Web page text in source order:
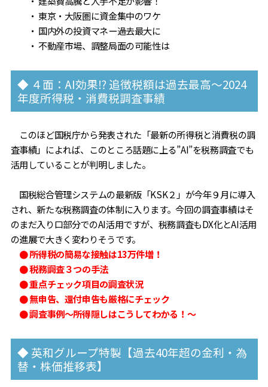
・ 東京・大阪圏に資金集中のワケ
・ 国内外の投資マネー過去最大に
・ 不動産市場、調整局面の可能性は
◆ ４面：AI効果⁉ 追徴税額は過去最高～2024
年度所得税・消費税調査事績
このほど国税庁から発表された「最新の所得税と消費税の調
査事績」によれば、このところ話題に上る”AI”を税務調査でも
活用していることが判明しました。
国税総合管理システムの最新版「KSK２」が今年９月に導入
され、新たな税務調査の体制に入ります。今回の調査事績はそ
のまだ入り口部分でのAI活用ですが、税務調査もDX化とAI活用
の進展で大きく変わりそうです。
● 所得税の簡易な接触は13万件増！
● 税務調査３つの手法
● 重点チェック項目の調査状況
● 無申告、還付申告も厳格にチェック
● 調査事例～所得隠しはこうしてわかる！～
◆ 英和グループ特製【過去40年超の金利・為
替・株価推移表】